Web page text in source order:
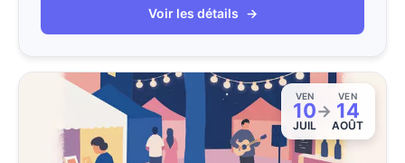
Voir les détails →
VEN
10
JUIL
→
VEN
14
AOÛT